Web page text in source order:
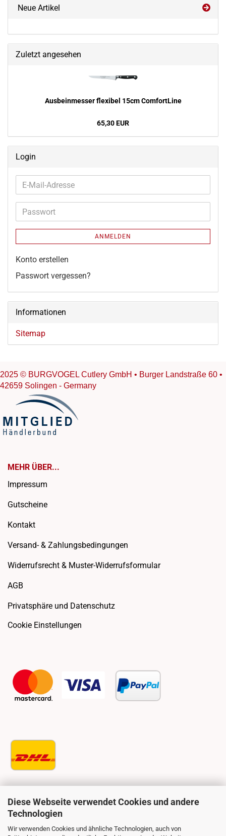
Diese Webseite verwendet Cookies und andere
Technologien
Wir verwenden Cookies und ähnliche Technologien, auch von
Neue Artikel
Zuletzt angesehen
Aus­bein­mes­ser fle­xi­bel 15cm Com­fort­Li­ne
65,30 EUR
Login
E-
Mail-
Adresse
Passwort
ANMELDEN
Konto erstellen
Passwort vergessen?
Informationen
Sitemap
2025 © BURGVOGEL Cutlery GmbH • Burger Landstraße 60 •
42659 Solingen - Germany
MEHR ÜBER...
Impressum
Gutscheine
Kontakt
Versand- & Zahlungsbedingungen
Widerrufsrecht & Muster-Widerrufsformular
AGB
Privatsphäre und Datenschutz
Cookie Einstellungen